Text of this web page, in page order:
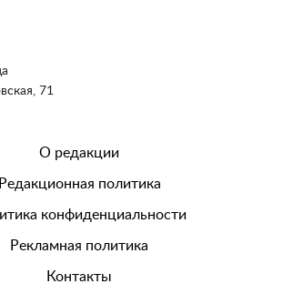
71
О редакции
Редакционная политика
конфиденциальности
Рекламная политика
Контакты